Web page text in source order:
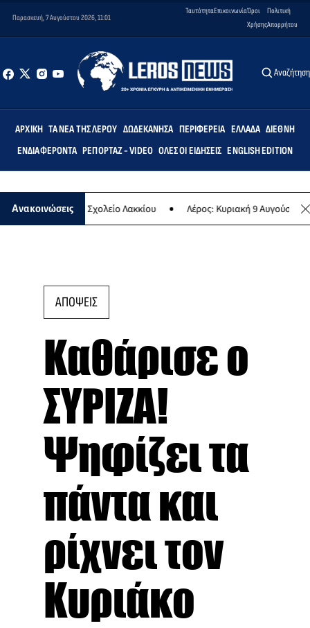
Παρασκευή, 7 Αυγούστου 2026, 11:01
ΤαυτότηταΕπικοινωνίαΌροι
Χρήσης
Πολιτική
Απορρήτου
Αναζήτηση
ΑΡΧΙΚΉ ΤΑ ΝΈΑ ΤΗΣ ΛΈΡΟΥ ΔΩΔΕΚΆΝΗΣΑ ΠΕΡΙΦΈΡΕΙΑ ΕΛΛΆΔΑ ΔΙΕΘΝΉ
ΕΝΔΙΑΦΈΡΟΝΤΑ ΡΕΠΟΡΤΆΖ - VIDEO ΌΛΕΣ ΟΙ ΕΙΔΉΣΕΙΣ ENGLISH EDITION
Ανακοινώσεις
Δημοτικό Σχολείο Λακκίου Λέρος: Κυριακή 9 Αυγούστου το
ΑΠΟΨΕΙΣ
Καθάρισε ο
ΣΥΡΙΖΑ!
Ψηφίζει τα
πάντα και
ρίχνει τον
Κυριάκο